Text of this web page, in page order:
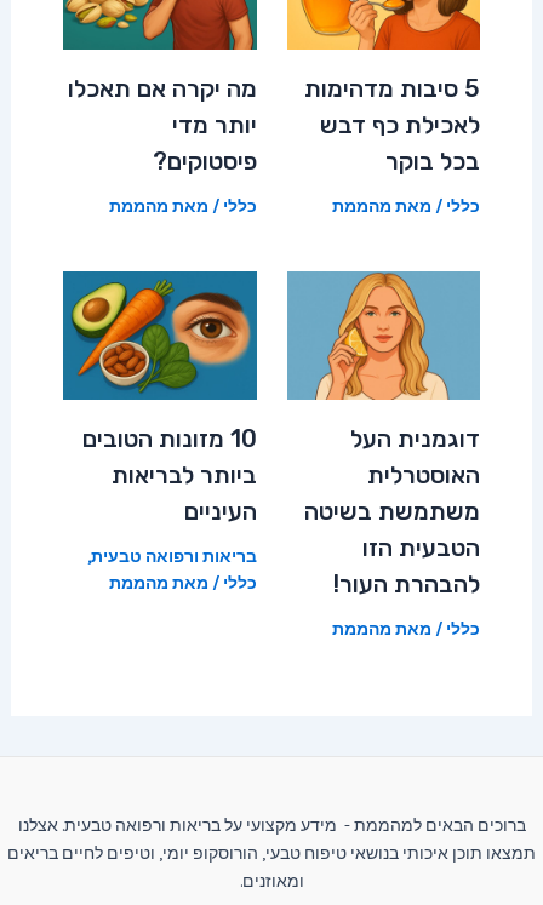
5 סיבות מדהימות
לאכילת כף דבש
בכל בוקר
כללי / מאת מהממת
מה יקרה אם תאכלו
יותר מדי
פיסטוקים?
כללי / מאת מהממת
דוגמנית העל
האוסטרלית
משתמשת בשיטה
הטבעית הזו
להבהרת העור!
כללי / מאת מהממת
10 מזונות הטובים
ביותר לבריאות
העיניים
בריאות ורפואה טבעית,
כללי / מאת מהממת
ברוכים הבאים למהממת - מידע מקצועי על בריאות ורפואה טבעית. אצלנו
תמצאו תוכן איכותי בנושאי טיפוח טבעי, הורוסקופ יומי, וטיפים לחיים בריאים
ומאוזנים.